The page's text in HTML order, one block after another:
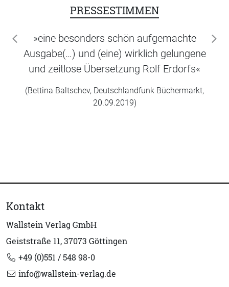
PRESSESTIMMEN
»eine besonders schön aufgemachte
Ausgabe(…) und (eine) wirklich gelungene
und zeitlose Übersetzung Rolf Erdorfs«
(Bettina Baltschev, Deutschlandfunk Büchermarkt,
20.09.2019)
zurück
Kontakt
Wallstein Verlag GmbH
Geiststraße 11, 37073 Göttingen
+49 (0)551 / 548 98-0
info@wallstein-verlag.de